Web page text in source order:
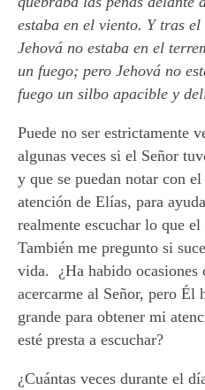
estaba en el viento. Y tras
Jehová no estaba en el
un fuego; pero Jehová no
fuego un silbo apacible y
Puede no ser estrictamente
algunas veces si el Señor
y que se puedan notar con
atención de Elías, para
realmente escuchar lo que
También me pregunto si
vida. ¿Ha habido ocasiones
acercarme al Señor, pero Él
grande para obtener mi
esté presta a escuchar?
¿Cuántas veces durante el